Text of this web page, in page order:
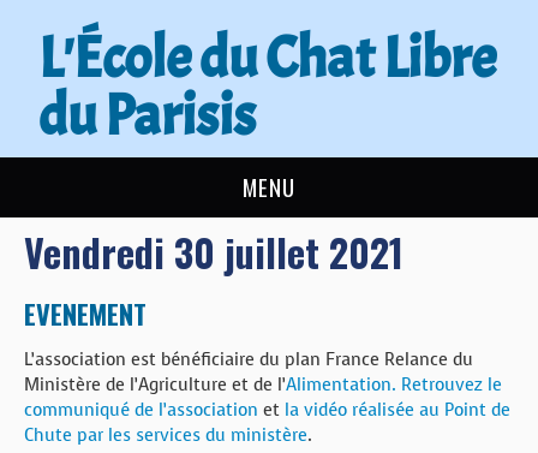
L'École du Chat Libre
du Parisis
MENU
L’ÉCOLE DU CHAT
ACTUALITÉS
ADOPTER
NOUS AIDER
Vendredi 30 juillet 2021
EVENEMENT
L’association est bénéficiaire du plan France Relance du
Ministère de l’Agriculture et de l’Alimentation. Retrouvez le
communiqué de l’association et la vidéo réalisée au Point de
Chute par les services du ministère.